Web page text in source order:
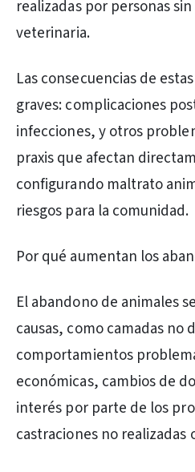
realizadas por personas
veterinaria.
Las consecuencias de
graves: complicaciones
infecciones, y otros
praxis que afectan
configurando maltrato
riesgos para la comunidad.
Por qué aumentan los
El abandono de animales
causas, como camadas no
comportamientos
económicas, cambios de
interés por parte de los
castraciones no